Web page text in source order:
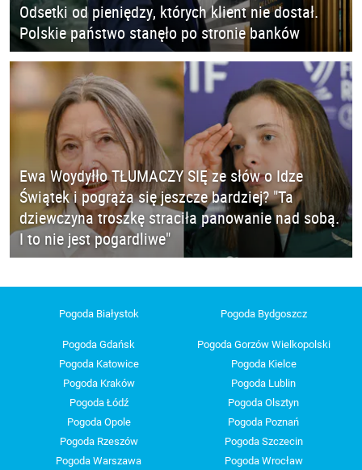
Odsetki od pieniędzy, których klient nie dostał.
Polskie państwo stanęło po stronie banków
Ewa Woydyłło TŁUMACZY SIĘ ze słów o Idze
Świątek i pogrąża się jeszcze bardziej? "Ta
dziewczyna troszkę straciła panowanie nad sobą.
I to nie jest pogardliwe"
Pogoda Białystok Pogoda Bydgoszcz
Pogoda Gdańsk
Pogoda Gorzów Wielkopolski
Pogoda Katowice
Pogoda Kielce
Pogoda Kraków
Pogoda Lublin
Pogoda Łódź
Pogoda Olsztyn
Pogoda Opole
Pogoda Poznań
Pogoda Rzeszów
Pogoda Szczecin
Pogoda Warszawa
Pogoda Wrocław